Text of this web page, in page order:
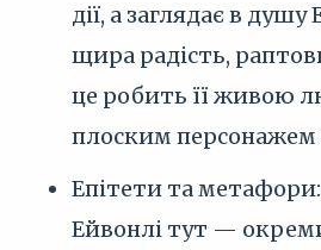
дії, а заглядає в душу
щира радість,
це робить її живою
плоским персонажем
Епітети та
Ейвонлі тут —